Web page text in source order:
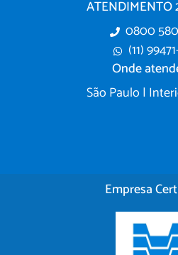
ATENDIMENTO
0800
(11)
Onde
São Paulo |
Empresa